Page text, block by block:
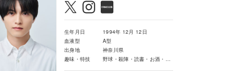
生年月日
1994年 12月 12日
血液型
A型
出身地
神奈川県
趣味・特技
野球・殺陣・読書・お酒・料理・掃除・アニメ・ゲーム